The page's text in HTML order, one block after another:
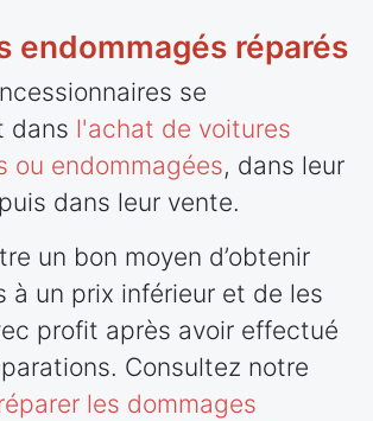
endommagés réparés
se
dans l'achat de voitures
ou endommagées, dans leur
dans leur vente.
un bon moyen d’obtenir
à un prix inférieur et de les
profit après avoir effectué
Consultez notre
les dommages